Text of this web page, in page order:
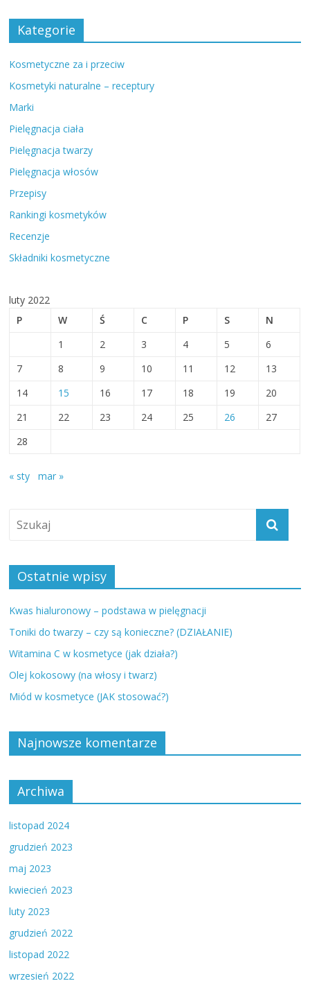
Kategorie
Kosmetyczne za i przeciw
Kosmetyki naturalne – receptury
Marki
Pielęgnacja ciała
Pielęgnacja twarzy
Pielęgnacja włosów
Przepisy
Rankingi kosmetyków
Recenzje
Składniki kosmetyczne
luty 2022
P
W Ś C P S
N
1
2 3 4 5
6
7
8 9 10 11 12
13
14
15 16 17 18 19
20
21
22 23 24 25 26
27
28
« sty mar »
Ostatnie wpisy
Kwas hialuronowy – podstawa w pielęgnacji
Toniki do twarzy – czy są konieczne? (DZIAŁANIE)
Witamina C w kosmetyce (jak działa?)
Olej kokosowy (na włosy i twarz)
Miód w kosmetyce (JAK stosować?)
Najnowsze komentarze
Archiwa
listopad 2024
grudzień 2023
maj 2023
kwiecień 2023
luty 2023
grudzień 2022
listopad 2022
wrzesień 2022